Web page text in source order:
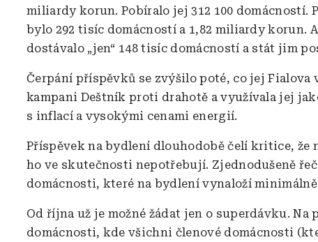
miliardy korun. Pobíralo jej 312 100 domácností.
bylo 292 tisíc domácností a 1,82 miliardy korun.
dostávalo „jen“ 148 tisíc domácností a stát jim
Čerpání příspěvků se zvýšilo poté, co jej Fialova
kampani Deštník proti drahotě a využívala jej
s inflací a vysokými cenami energií.
Příspěvek na bydlení dlouhodobě čelí kritice, že
ho ve skutečnosti nepotřebují. Zjednodušeně
domácnosti, které na bydlení vynaloží
Od října už je možné žádat jen o superdávku. Na
domácnosti, kde všichni členové domácnosti